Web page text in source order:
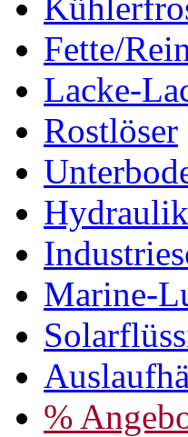
Fette/
Lacke-
Rostlöser
Marine-
%